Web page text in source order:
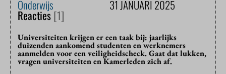
Onderwijs 31 JANUARI 2025
Reacties[1]
Universiteiten krijgen er een taak bij: jaarlijks
duizenden aankomend studenten en werknemers
aanmelden voor een veiligheidscheck. Gaat dat lukken,
vragen universiteiten en Kamerleden zich af.